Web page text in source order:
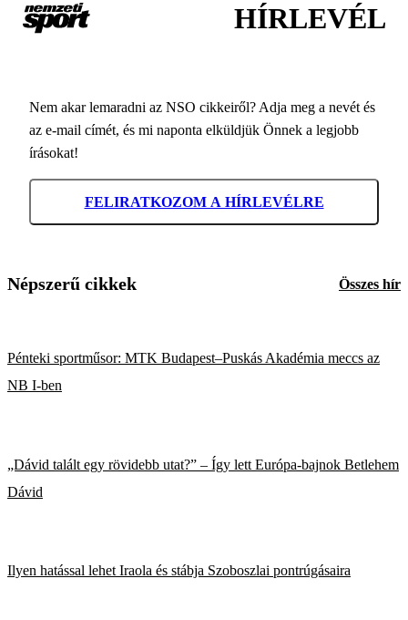
HÍRLEVÉL
Nem akar lemaradni az NSO cikkeiről? Adja meg a nevét és
az e-mail címét, és mi naponta elküldjük Önnek a legjobb
írásokat!
FELIRATKOZOM A HÍRLEVÉLRE
Népszerű cikkek Összes hír
Pénteki sportműsor: MTK Budapest–Puskás Akadémia meccs az
NB I-ben
„Dávid talált egy rövidebb utat?” – Így lett Európa-bajnok Betlehem
Dávid
Ilyen hatással lehet Iraola és stábja Szoboszlai pontrúgásaira